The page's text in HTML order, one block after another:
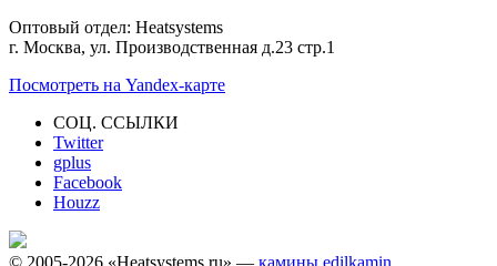
Оптовый отдел: Heatsystems
г. Москва, ул. Производственная д.23 стр.1
Посмотреть на Yandex-карте
СОЦ. ССЫЛКИ
Twitter
gplus
Facebook
Houzz
© 2005-2026 «Heatsystems.ru» — камины edilkamin